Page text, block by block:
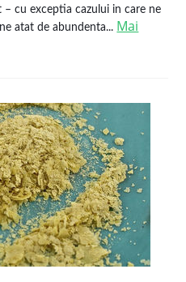
cu exceptia cazului in care ne
atat de abundenta... Mai